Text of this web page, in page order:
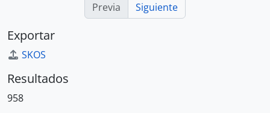
Previa
Siguiente
Exportar
SKOS
Resultados
958